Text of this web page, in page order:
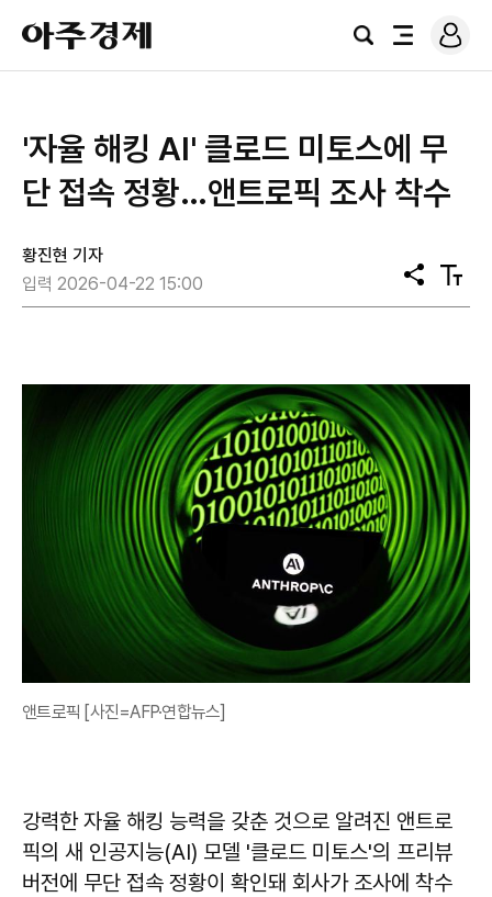
아
주
경
검
전
로
그
'자율 해킹 AI' 클로드 미토스에 무
단 접속 정황…앤트로픽 조사 착수
황진현 기자
입력 2026-04-22 15:00
공
유
텍
스
앤트로픽 [사진=AFP·연합뉴스]
강력한 자율 해킹 능력을 갖춘 것으로 알려진 앤트로
픽의 새 인공지능(AI) 모델 '클로드 미토스'의 프리뷰
버전에 무단 접속 정황이 확인돼 회사가 조사에 착수